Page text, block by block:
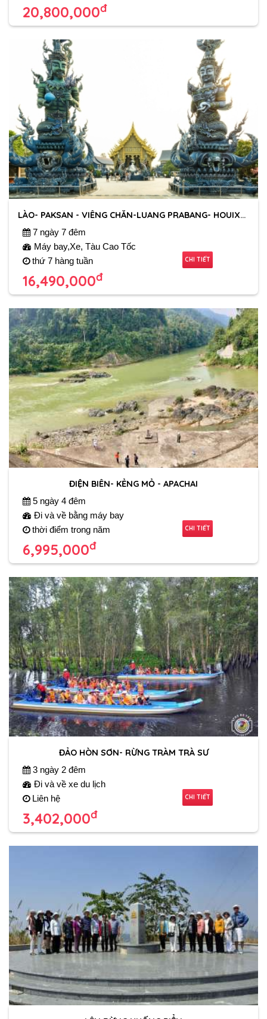
20,800,000đ
LÀO- PAKSAN - VIÊNG CHĂN-LUANG PRABANG- HOUIXAI-TAM GIÁC VÀNG- CHIANG RAI
7 ngày 7 đêm
Máy bay,Xe, Tàu Cao Tốc
thứ 7 hàng tuần
16,490,000đ
CHI TIẾT
ĐIỆN BIÊN- KẺNG MỎ - APACHAI
5 ngày 4 đêm
Đi và về bằng máy bay
thời điểm trong năm
6,995,000đ
CHI TIẾT
ĐẢO HÒN SƠN- RỪNG TRÀM TRÀ SƯ
3 ngày 2 đêm
Đi và về xe du lịch
Liên hệ
3,402,000đ
CHI TIẾT